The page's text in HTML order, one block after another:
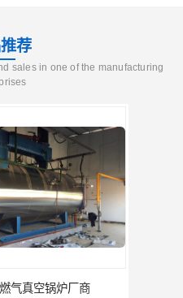
荐
sales in one of the manufacturing
电锅炉采暖炉厂家